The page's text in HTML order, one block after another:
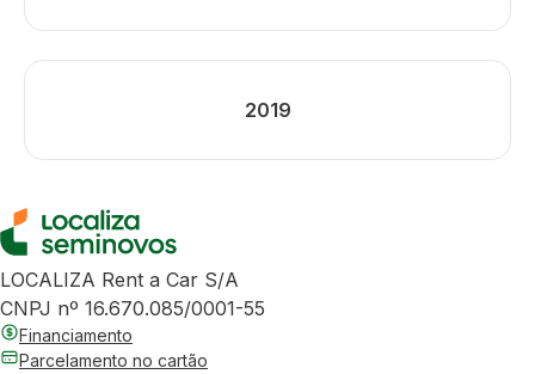
2019
LOCALIZA Rent a Car S/A
CNPJ nº 16.670.085/0001-55
Financiamento
Parcelamento no cartão